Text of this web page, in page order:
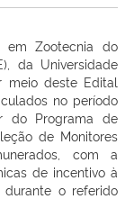
em Zootecnia do
da Universidade
meio deste Edital
no período
do Programa de
de Monitores
com a
de incentivo à
durante o referido